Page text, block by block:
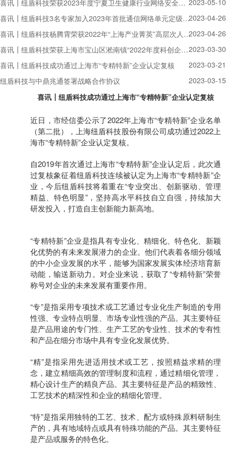
喜讯┃纽盾科技荣获2023年度宁夏卫生健康行业网络安全工作优秀技术支撑单位
喜讯┃纽盾科技3名专家加入2023年首批通信网络单元定级备案专家组2023-04-26
喜讯┃纽盾科技杨腾霄荣获2022年“上海产业菁英”高层次人才：产业领军人才证书2023-04-26
喜讯┃纽盾科技荣获上海市宝山区淞南镇“2022年度科创企业奖”2023-03-30
喜讯┃纽盾科技成功通过上海市“专精特新”企业认定复核
2023-03-21
纽盾科技与中鼎兆通签署战略合作协议
2023-03-15
喜讯┃纽盾科技成功通过上海市“专精特新”企业认定复核
近日，市经信委公示了2022年上海市“专精特新”企业名单
（第二批），上海纽盾科技股份有限公司成功通过2022上
海市“专精特新”企业认定复核。
自2019年首次通过上海市“专精特新”企业认定后，此次通
过复核象征着纽盾科技连续被认定为上海市“专精特新”企
业，今后纽盾科技将着重在“专业突出、创新驱动、管理
精益、特色明显”，坚持高水平科技自立自强，持续加大
研发投入，打造自主创新能力新高地。
“专精特新”企业是指具有专业化、精细化、特色化、新颖
化优势的有未来发展潜力的企业。 他们代表着各细分领域
的中小企业发展的水平，能够为国家发展实体经济培育新
动能，输送新动力。 对企业来说，获取了“专精特新”荣誉
称号对企业的未来发展有重要作用。
“专”是指采用专项技术或工艺通过专业化生产制造的专用
性强、专业特点明显、市场专业性强的产品。 其主要特征
是产品用途的专门性、生产工艺的专业性、技术的专有性
和产品在细分市场中具有专业化发展优势。
“精”是指采用先进适用技术或工艺，按照精益求精的理
念，建立精细高效的管理制度和流程，通过精细化管理，
精心设计生产的精良产品。其主要特征是产品的精致性、
工艺技术的精深性和企业的精细化管理。
“特”是指采用独特的工艺、技术、配方或特殊原料研制生
产的，具有地域特点或具有特殊功能的产品。其主要特征
是产品或服务的特色化。